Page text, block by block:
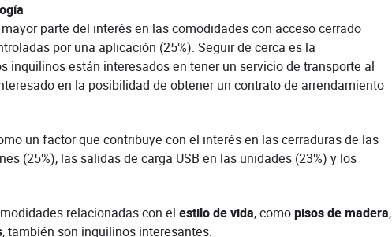
parte del interés en las comodidades con acceso cerrado
por una aplicación (25%). Seguir de cerca es la
inquilinos están interesados en tener un servicio de transporte al
en la posibilidad de obtener un contrato de arrendamiento
un factor que contribuye con el interés en las cerraduras de las
(25%), las salidas de carga USB en las unidades (23%) y los
relacionadas con el estilo de vida, comopisos de madera,
, también son inquilinos interesantes.